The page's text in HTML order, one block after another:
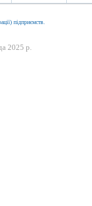
підприємств.
2025 p.